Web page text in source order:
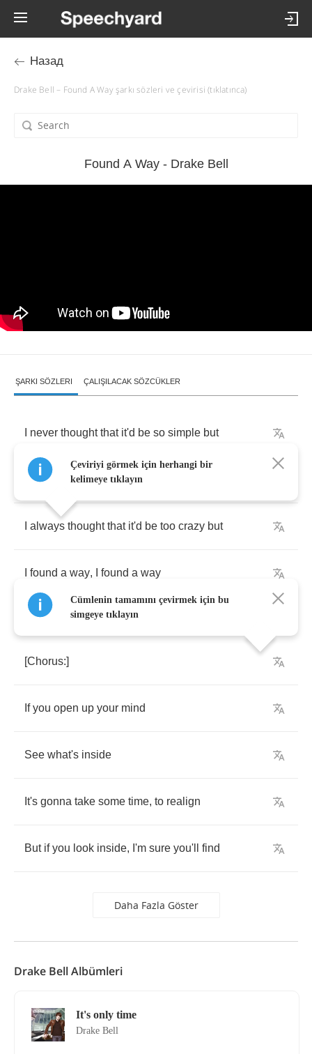
Назад
Drake Bell – Found A Way şarkı sözleri ve çevirisi (tıklatınca)
Found A Way - Drake Bell
ŞARKI SÖZLERI ÇALIŞILACAK SÖZCÜKLER
never thought that it'd be so simple but
found way,I found a way
always thought that it'd be too crazy but
found a way, found a way
[Chorus:]
If you open up your mind
See what's inside
It's gonna take some time, to realign
But if you look inside, I'm sure you'll find
Daha Fazla Göster
Çeviriyi görmek için herhangi bir
kelimeye tıklayın
Cümlenin tamamını çevirmek için bu
simgeye tıklayın
Drake Bell Albümleri
It's only time
Drake Bell